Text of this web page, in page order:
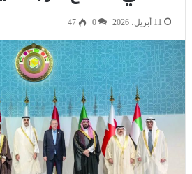
11 أبريل، 2026 0
47